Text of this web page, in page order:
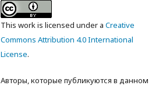
This work is licensed under a Creative
Commons Attribution 4.0 International
License.
Авторы, которые публикуются в данном